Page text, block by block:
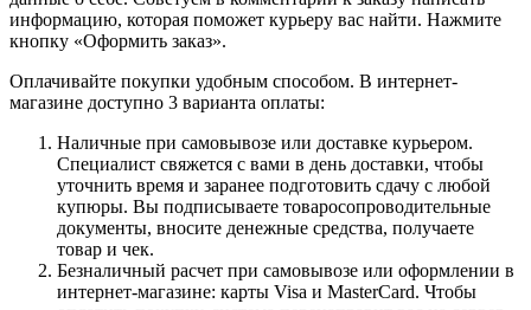
информацию, которая поможет курьеру вас найти. Нажмите
кнопку «Оформить заказ».
Оплачивайте покупки удобным способом. В интернет-
магазине доступно 3 варианта оплаты:
Наличные при самовывозе или доставке курьером.
Специалист свяжется с вами в день доставки, чтобы
уточнить время и заранее подготовить сдачу с любой
купюры. Вы подписываете товаросопроводительные
документы, вносите денежные средства, получаете
товар и чек.
Безналичный расчет при самовывозе или оформлении в
интернет-магазине: карты Visa и MasterCard. Чтобы